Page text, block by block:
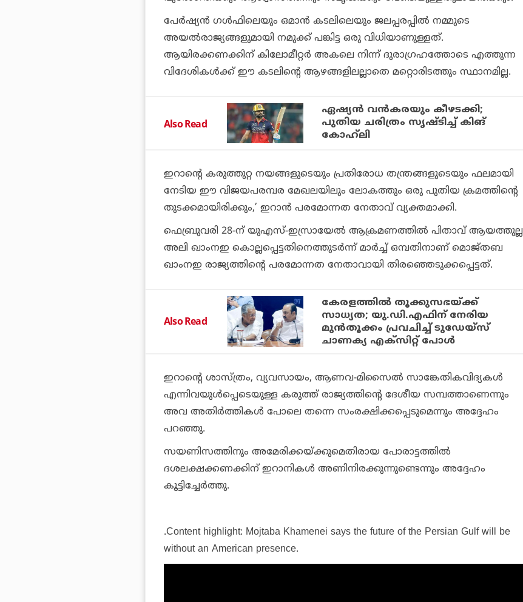
പേര്‍ഷ്യന്‍ ഗള്‍ഫിലെയും ഒമാന്‍ കടലിലെയും ജലപ്പരപ്പില്‍ നമ്മുടെ
അയല്‍രാജ്യങ്ങളുമായി നമുക്ക് പങ്കിട്ട ഒരു വിധിയാണുള്ളത്.
ആയിരക്കണക്കിന് കിലോമീറ്റര്‍ അകലെ നിന്ന് ദുരാഗ്രഹത്തോടെ എത്തുന്ന
വിദേശികള്‍ക്ക് ഈ കടലിന്റെ ആഴങ്ങളിലല്ലാതെ മറ്റൊരിടത്തും സ്ഥാനമില്ല.
Also Read
ഏഷ്യന്‍ വന്‍കരയും കീഴടക്കി;
പുതിയ ചരിത്രം സൃഷ്ടിച്ച് കിങ്
കോഹ്‌ലി
ഇറാന്റെ കരുത്തുറ്റ നയങ്ങളുടെയും പ്രതിരോധ തന്ത്രങ്ങളുടെയും ഫലമായി
നേടിയ ഈ വിജയപരമ്പര മേഖലയിലും ലോകത്തും ഒരു പുതിയ ക്രമത്തിന്റെ
തുടക്കമായിരിക്കും,’ ഇറാന്‍ പരമോന്നത നേതാവ് വ്യക്തമാക്കി.
ഫെബ്രുവരി 28-ന് യുഎസ്-ഇസ്രായേല്‍ ആക്രമണത്തില്‍ പിതാവ് ആയത്തുല്ല
അലി ഖാംനഇ കൊല്ലപ്പെട്ടതിനെത്തുടര്‍ന്ന് മാര്‍ച്ച് ഒമ്പതിനാണ് മൊജ്തബ
ഖാംനഇ രാജ്യത്തിന്റെ പരമോന്നത നേതാവായി തിരഞ്ഞെടുക്കപ്പെട്ടത്.
Also Read
കേരളത്തില്‍ തൂക്കുസഭയ്ക്ക്
സാധ്യത; യു.ഡി.എഫിന് നേരിയ
മുന്‍തൂക്കം പ്രവചിച്ച് ടുഡേയ്‌സ്
ചാണക്യ എക്‌സിറ്റ് പോള്‍
ഇറാന്റെ ശാസ്ത്രം, വ്യവസായം, ആണവ-മിസൈല്‍ സാങ്കേതികവിദ്യകള്‍
എന്നിവയുള്‍പ്പെടെയുള്ള കരുത്ത് രാജ്യത്തിന്റെ ദേശീയ സമ്പത്താണെന്നും
അവ അതിര്‍ത്തികള്‍ പോലെ തന്നെ സംരക്ഷിക്കപ്പെടുമെന്നും അദ്ദേഹം
പറഞ്ഞു.
സയണിസത്തിനും അമേരിക്കയ്ക്കുമെതിരായ പോരാട്ടത്തില്‍
ദശലക്ഷക്കണക്കിന് ഇറാനികള്‍ അണിനിരക്കുന്നുണ്ടെന്നും അദ്ദേഹം
കൂട്ടിച്ചേര്‍ത്തു.
.Content highlight: Mojtaba Khamenei says the future of the Persian Gulf will be
without an American presence.